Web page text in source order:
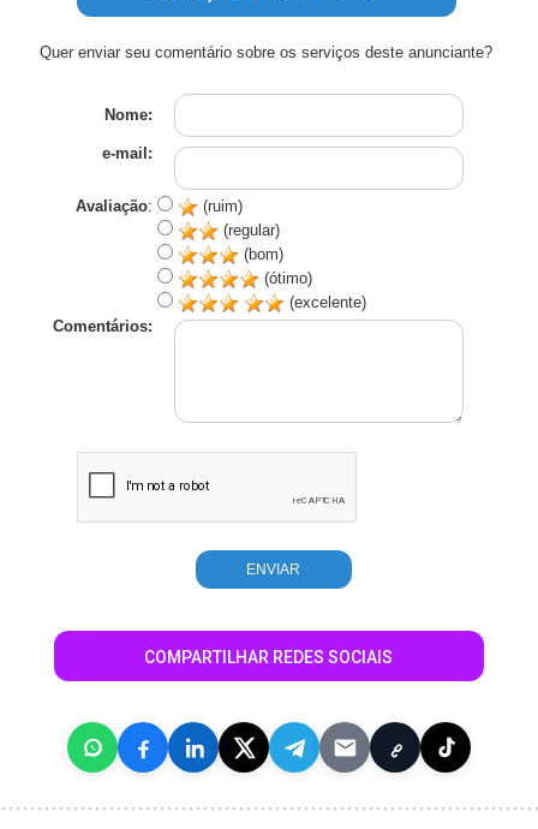
Quer enviar seu comentário sobre os serviços deste anunciante?
Nome:
e-mail:
Avaliação:
(ruim)
(regular)
(bom)
(ótimo)
(excelente)
Comentários:
COMPARTILHAR REDES SOCIAIS